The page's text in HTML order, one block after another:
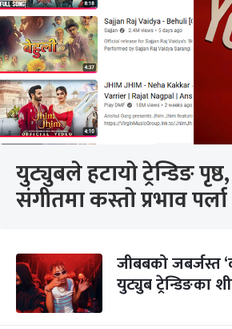
युट्युबले हटायो ट्रेन्डिङ
संगीतमा कस्तो प्रभाव
जीबबको जबर्जस्त
युट्युब ट्रेन्डिङका